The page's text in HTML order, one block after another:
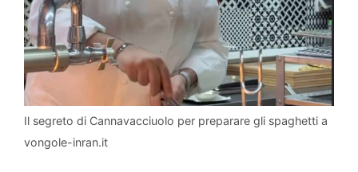
Il segreto di Cannavacciuolo per preparare gli spaghetti a
vongole-inran.it